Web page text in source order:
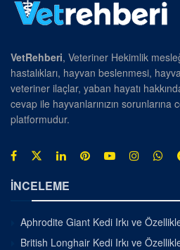
VetRehberi, Veteriner Hekimlik
hastalıkları, hayvan beslenmesi,
veteriner ilaçlar, yaban hayatı
cevap ile hayvanlarınızın sorunlarına
platformudur.
İNCELEME
Aphrodite Giant Kedi Irkı ve
British Longhair Kedi Irkı ve